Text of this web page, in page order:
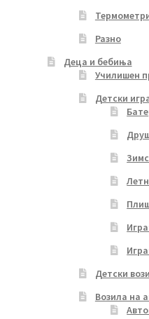
Разно
Деца и бебиња
Училишен
Детски
Детски
Возила на